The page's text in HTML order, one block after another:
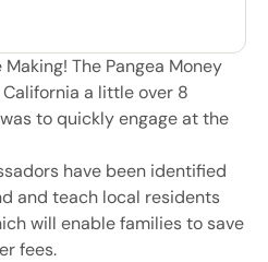
The Pangea Money
a little over 8
to quickly engage at the
have been identified
and teach local residents
will enable families to save
fees.